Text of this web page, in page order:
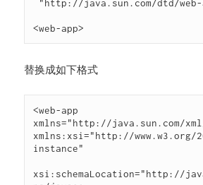
<web-app>
替换成如下格式
<web-app
xmlns="http://java.sun.com/
xmlns:xsi="http://www.w3.org/
instance"
xsi:schemaLocation="http://